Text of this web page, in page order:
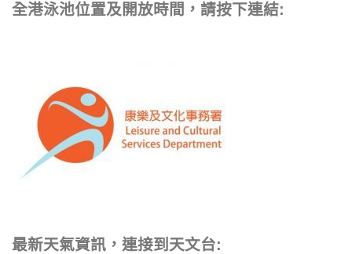
全港泳池位置及開放時間，請按下連結:
最新天氣資訊，連接到天文台: